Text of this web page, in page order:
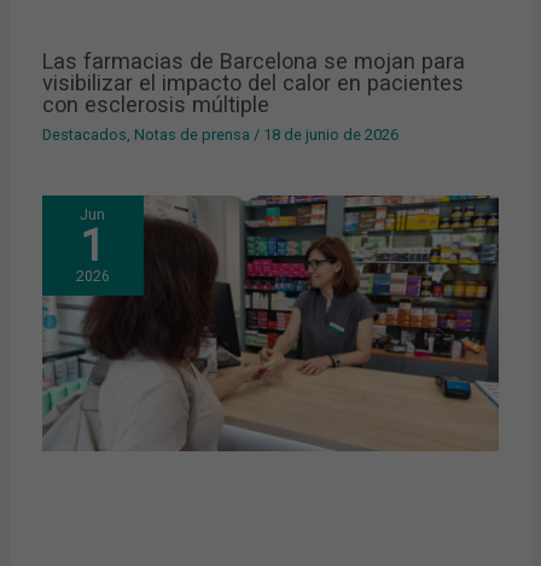
Las farmacias de Barcelona se mojan para
visibilizar el impacto del calor en pacientes
con esclerosis múltiple
Destacados, Notas de prensa / 18 de junio de 2026
Jun
1
2026